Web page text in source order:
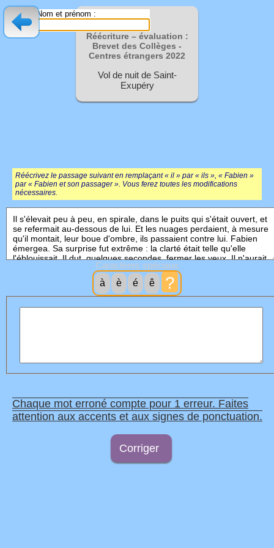
Nom et prénom :
Réécriture – évaluation :
Brevet des Collèges -
Centres étrangers 2022
Vol de nuit de Saint-
Exupéry
Réécrivez le passage suivant en remplaçant « il » par « ils », « Fabien »
par « Fabien et son passager ». Vous ferez toutes les modifications
nécessaires.
Caractères spéciaux
à
è é ê ?
Chaque mot erroné compte pour 1 erreur. Faites
attention aux accents et aux signes de ponctuation.